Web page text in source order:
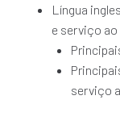
Língua
e serviço
serviço